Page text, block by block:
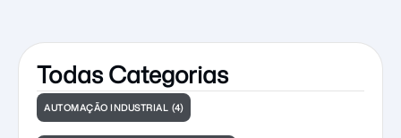
Todas Categorias
AUTOMAÇÃO INDUSTRIAL (4)